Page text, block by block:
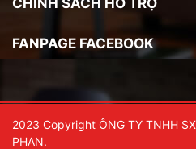
FANPAGE FACEBOOK
2023 Copyright ÔNG TY TNHH
PHAN.